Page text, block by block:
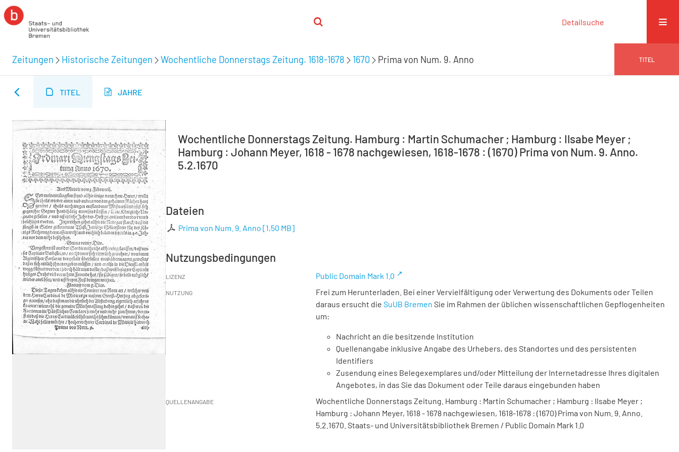
Detailsuche
Zeitungen Historische Zeitungen Wochentliche Donnerstags Zeitung. 1618-1678 1670 Prima von Num. 9. Anno TITEL
TITEL JAHRE
Wochentliche Donnerstags Zeitung. Hamburg : Martin Schumacher ; Hamburg : Ilsabe Meyer ;
Hamburg : Johann Meyer, 1618 - 1678 nachgewiesen, 1618-1678 : (1670) Prima von Num. 9. Anno.
5.2.1670
Dateien
Prima von Num. 9. Anno [1,50 MB]
Nutzungsbedingungen
LIZENZ Public Domain Mark 1.0
NUTZUNG
Frei zum Herunterladen. Bei einer Vervielfältigung oder Verwertung des Dokuments oder Teilen
daraus ersucht die SuUB Bremen Sie im Rahmen der üblichen wissenschaftlichen Gepflogenheiten
um:
Nachricht an die besitzende Institution
Quellenangabe inklusive Angabe des Urhebers, des Standortes und des persistenten
Identifiers
Zusendung eines Belegexemplares und/oder Mitteilung der Internetadresse Ihres digitalen
Angebotes, in das Sie das Dokument oder Teile daraus eingebunden haben
QUELLENANGABE
Wochentliche Donnerstags Zeitung. Hamburg : Martin Schumacher ; Hamburg : Ilsabe Meyer ;
Hamburg : Johann Meyer, 1618 - 1678 nachgewiesen, 1618-1678 : (1670) Prima von Num. 9. Anno.
5.2.1670. Staats- und Universitätsbibliothek Bremen / Public Domain Mark 1.0